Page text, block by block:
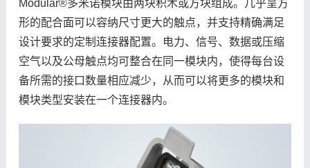
Modular®多米诺模块由两块积木或方块组成。几乎呈方
形的配合面可以容纳尺寸更大的触点，并支持精确满足
设计要求的定制连接器配置。电力、信号、数据或压缩
空气以及公母触点均可整合在同一模块内，使得每台设
备所需的接口数量相应减少，从而可以将更多的模块和
模块类型安装在一个连接器内。